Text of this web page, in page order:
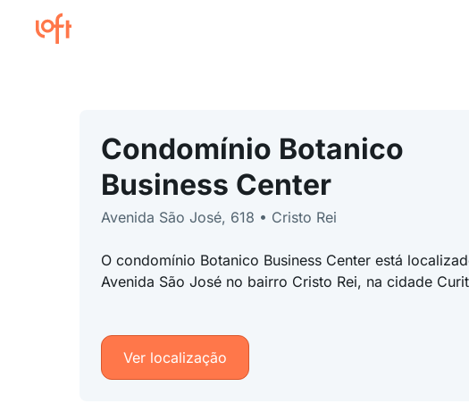
Condomínio Botanico
Business Center
Avenida São José, 618 • Cristo Rei
O condomínio Botanico Business Center está
Avenida São José no bairro Cristo Rei, na cidade
Ver localização